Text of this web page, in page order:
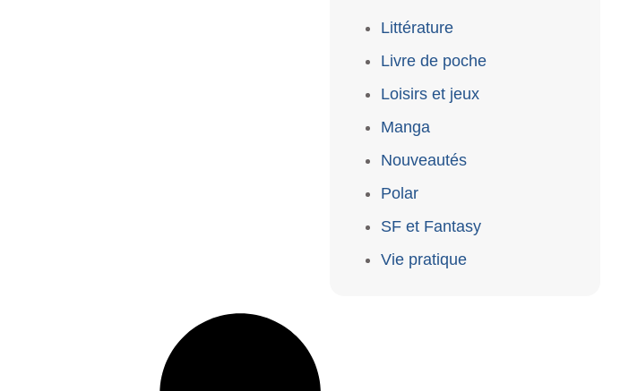
Littérature
Livre de poche
Loisirs et jeux
Manga
Nouveautés
Polar
SF et Fantasy
Vie pratique